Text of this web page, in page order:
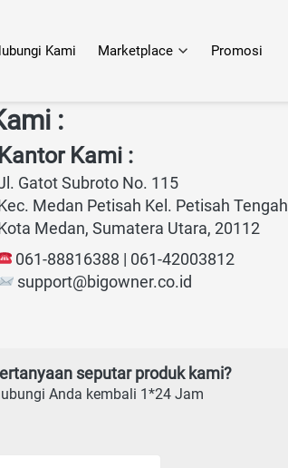
Kami Marketplace Promosi
:
Kantor Kami :
Gatot Subroto No. 115
Medan Petisah Kel. Petisah Tengah
Medan, Sumatera Utara, 20112
061-88816388 | 061-42003812
support@bigowner.co.id
seputar produk kami?
Anda kembali 1*24 Jam